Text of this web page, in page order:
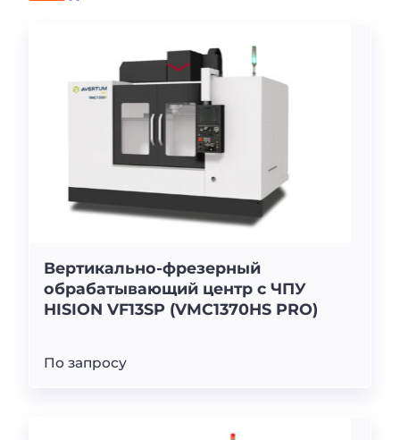
Вертикально-фрезерный
обрабатывающий центр с ЧПУ
HISION VF13SP (VMC1370HS PRO)
По запросу